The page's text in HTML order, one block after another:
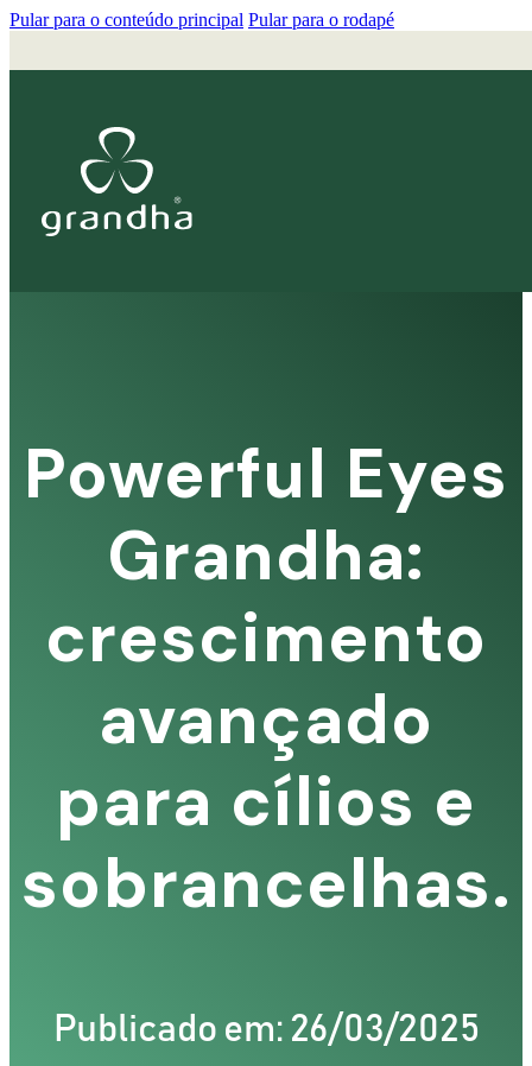
Pular para o conteúdo principal Pular para o rodapé
Powerful Eyes
Grandha:
crescimento
avançado
para cílios e
sobrancelhas.
Publicado em: 26/03/2025